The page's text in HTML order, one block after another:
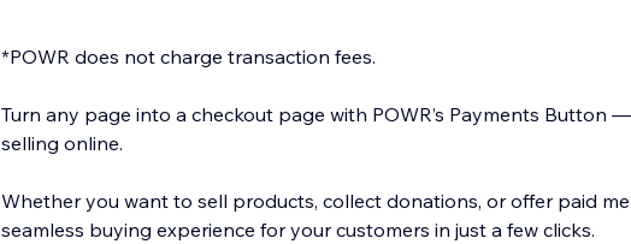
*POWR does not charge transaction fees.
Turn any page into a checkout page with POWR’s Payments Button
selling online.
Whether you want to sell products, collect donations, or offer paid
seamless buying experience for your customers in just a few clicks.